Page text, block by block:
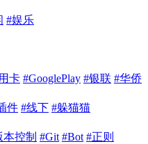
#娱乐
卡 #GooglePlay #银联 #华侨
件 #线下 #躲猫猫
本控制 #Git #Bot #正则